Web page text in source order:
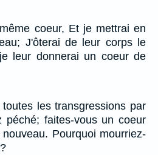
coeur, Et je mettrai en
J'ôterai de leur corps le
leur donnerai un coeur de
les transgressions par
péché; faites-vous un coeur
Pourquoi mourriez-